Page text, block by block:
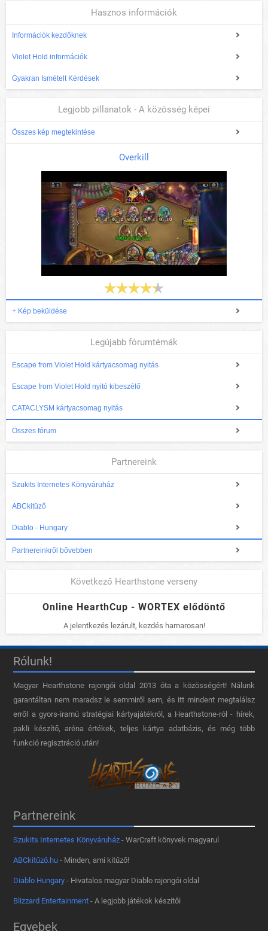
Hasznos információk
Információk kezdőknek
Violet Hold információk
Gyakran Ismételt Kérdések
Legjobb pillanatok - A közösség képei
Összes kép megtekintése
Overkill
+ Kép beküldése
Legújabb fórumtémák
Escape from Violet Hold kártyacsomag nyitás
Escape from Violet Hold nyitó kibeszélő
CATACLYSM kártyacsomag nyitás
Összes fórum
Partnereink
Szukits Internetes Könyváruház
ABCkitüző
Diablo - Hungary
Partnereinkről bővebben
Következő Hearthstone verseny
Online HearthCup - WORTEX elődöntő
A jelentkezés lezárult, kezdés hamarosan!
Rólunk!
Magyar Hearthstone​ rajongói oldal 2013 óta a közösségért! Nálunk
garantáltan nem maradsz le semmiről sem, és itt mindent megtalálsz
erről a gyors-iramú stratégiai kártyajátékról, a Hearthstone-ról - hírek,
pakli készítő, aréna értékek, teljes kártya adatbázis, és még több
funkció regisztráció után!
Partnereink
Szukits Internetes Könyváruház - WarCraft könyvek magyarul
ABCkitűző.hu - Minden, ami kitűző!
Diablo Hungary - Hivatalos magyar Diablo rajongói oldal
Blizzard Entertainment - A legjobb játékok készítői
Egyebek